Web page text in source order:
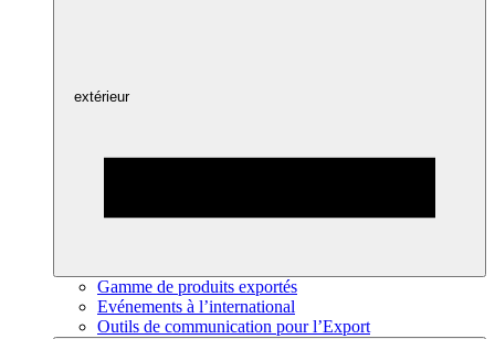
extérieur
Gamme de produits exportés
Evénements à l’international
Outils de communication pour l’Export